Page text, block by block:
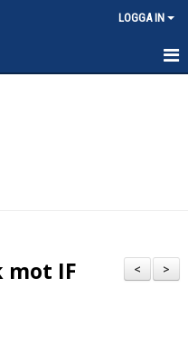
LOGGA IN
>
<
mot IF